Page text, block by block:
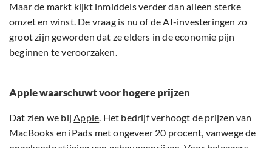
Maar de markt kijkt inmiddels verder dan alleen sterke
omzet en winst. De vraag is nu of de AI-investeringen zo
groot zijn geworden dat ze elders in de economie pijn
beginnen te veroorzaken.
Apple waarschuwt voor hogere prijzen
Dat zien we bijApple. Het bedrijf verhoogt de prijzen van
MacBooks en iPads met ongeveer 20 procent, vanwege de